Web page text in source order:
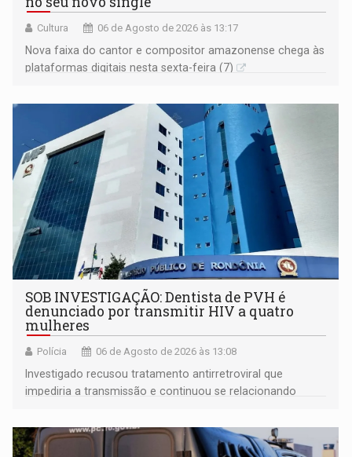
Cultura 06 de Agosto de 2026 às 13:17
Nova faixa do cantor e compositor amazonense chega às
plataformas digitais nesta sexta-feira (7)
SOB INVESTIGAÇÃO: Dentista de PVH é
denunciado por transmitir HIV a quatro
mulheres
Polícia 06 de Agosto de 2026 às 13:08
Investigado recusou tratamento antirretroviral que
impediria a transmissão e continuou se relacionando